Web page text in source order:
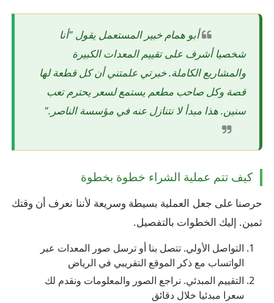
أبو همام خبير المستعمل يقول "أنا
شخصيا أشرف على تقييم المعدات الكبيرة
والمشاريع الكاملة. خبرتي علمتني أن كل قطعة لها
قصة وكل صاحب مطعم يستمع لسعر يحترم تعب
سنين. هذا مبدأ لا نتنازل عنه في مؤسسة الناصر."
كيف تتم عملية الشراء خطوة بخطوة
حرصنا على جعل العملية بسيطة وسريعة لأننا نعرف أن وقتك
ثمين. إليك الخطوات بالتفصيل.
التواصل الأولي. تتصل بنا أو ترسل صور المعدات عبر
الواتساب مع ذكر الموقع التقريبي في الرياض
التقييم المبدئي. نراجع الصور والمعلومات ونقدم لك
سعرا مبدئيا خلال دقائق